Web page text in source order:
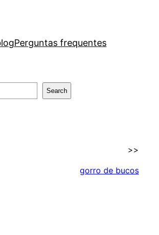
Perguntas frequentes
Search
>>
gorro de bucos